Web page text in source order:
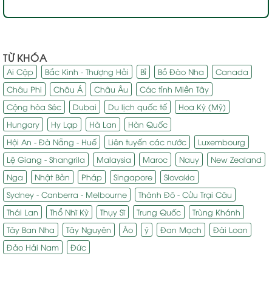
TỪ KHÓA
Ai Cập Bắc Kinh - Thượng Hải Bỉ Bồ Đào Nha
Canada
Châu Phi
Châu Á Châu Âu
Các tỉnh Miền Tây
Cộng hòa Séc
Dubai Du lịch quốc tế
Hoa Kỳ (Mỹ)
Hungary
Hy Lạp Hà Lan
Hàn Quốc
Hội An - Đà Nẵng - Huế
Liên tuyến các nước
Luxembourg
Lệ Giang - Shangrila
Malaysia Maroc Nauy
New Zealand
Nga
Nhật Bản Pháp Singapore
Slovakia
Sydney - Canberra - Melbourne
Thành Đô - Cửu Trại Câu
Thái Lan
Thổ Nhĩ Kỳ Thụy Sĩ Trung Quốc
Trùng Khánh
Tây Ban Nha
Tây Nguyên Áo ý Đan Mạch
Đài Loan
Đảo Hải Nam
Đức